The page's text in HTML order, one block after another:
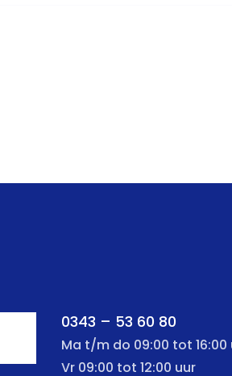
0343 – 53 60 80
Ma t/m do 09:00 tot 16:00
Vr 09:00 tot 12:00 uur